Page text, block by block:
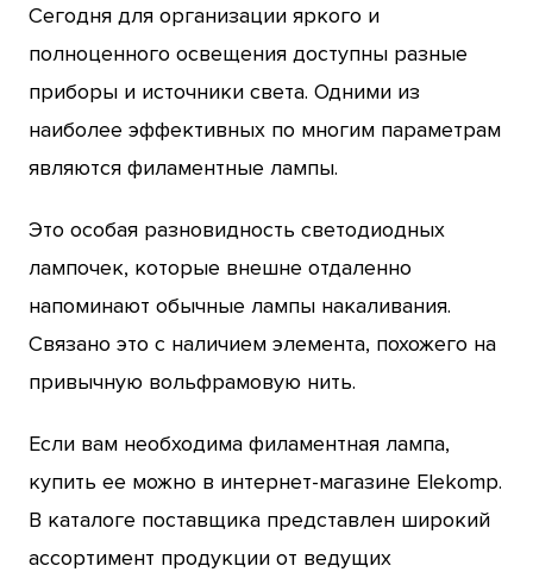
Сегодня для организации яркого и
полноценного освещения доступны разные
приборы и источники света. Одними из
наиболее эффективных по многим параметрам
являются филаментные лампы.
Это особая разновидность светодиодных
лампочек, которые внешне отдаленно
напоминают обычные лампы накаливания.
Связано это с наличием элемента, похожего на
привычную вольфрамовую нить.
Если вам необходима филаментная лампа,
купить ее можно в интернет-магазине Elekomp.
В каталоге поставщика представлен широкий
ассортимент продукции от ведущих